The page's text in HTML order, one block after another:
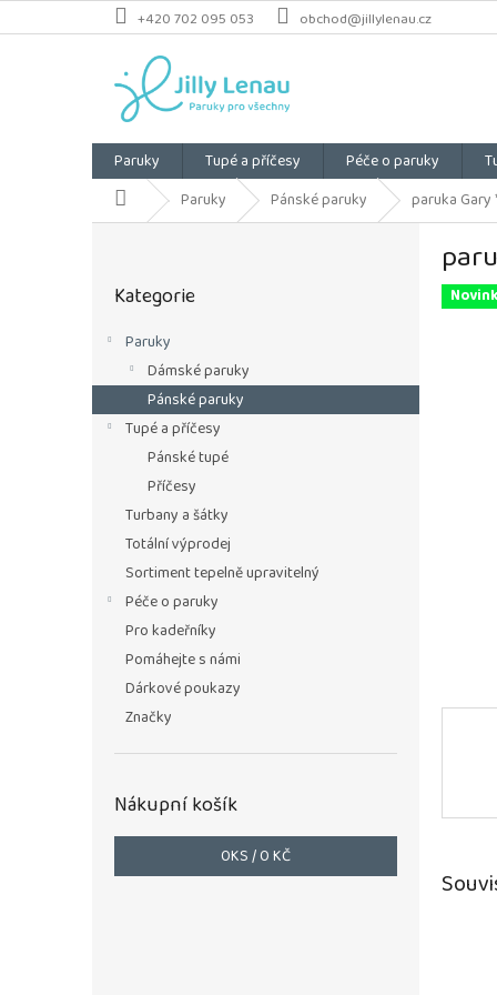
Přejít
na
+420 702 095 053 obchod@jillylenau.cz
Paruky Tupé a příčesy Péče o paruky
Domů Paruky Pánské paruky paruka Gary
P
n
n
kategorie
Kategorie
Paruky
Dámské paruky
Pánské paruky
Tupé a příčesy
Pánské tupé
Příčesy
Turbany a šátky
Totální výprodej
Sortiment tepelně upravitelný
Péče o paruky
Pro kadeřníky
Pomáhejte s námi
Dárkové poukazy
Značky
Nákupní košík
0KS /0 KČ